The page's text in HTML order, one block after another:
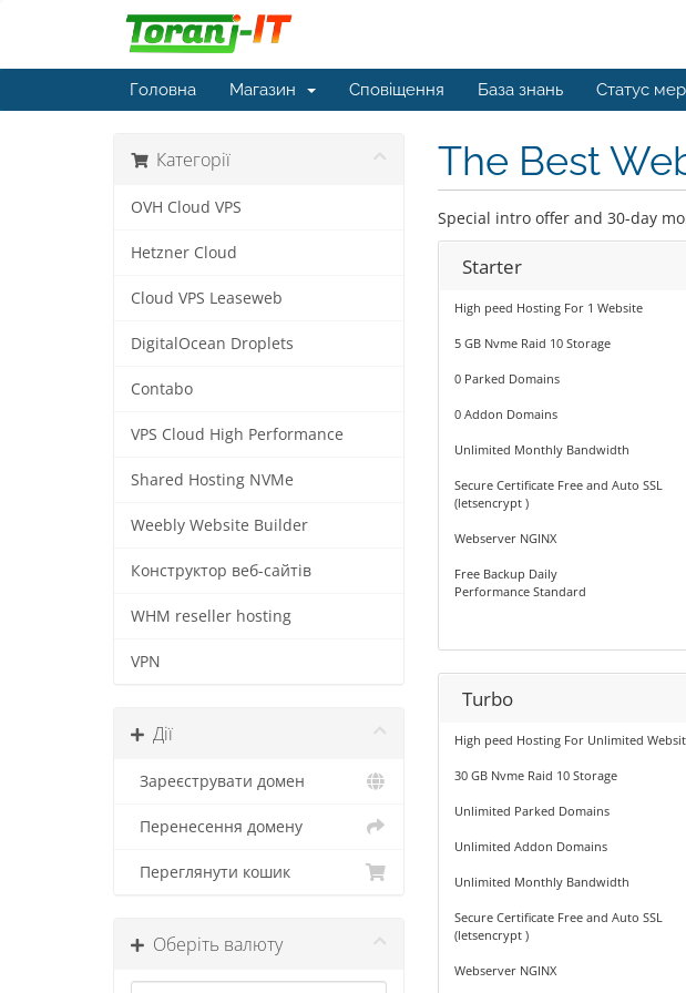
Головна Магазин Сповіщення База знань Статус
Категорії
OVH Cloud VPS
Hetzner Cloud
Cloud VPS Leaseweb
DigitalOcean Droplets
Contabo
VPS Cloud High Performance
Shared Hosting NVMe
Weebly Website Builder
Конструктор веб-сайтів
WHM reseller hosting
VPN
Дії
Зареєструвати домен
Перенесення домену
Переглянути кошик
Оберіть валюту
The Best
Special intro offer and 30-day
Starter
High peed Hosting For 1 Website
5 GB Nvme Raid 10 Storage
0 Parked Domains
0 Addon Domains
Unlimited Monthly Bandwidth
Secure Certificate Free and Auto SSL
(letsencrypt )
Webserver NGINX
Free Backup Daily
Performance Standard
Turbo
High peed Hosting For Unlimited
30 GB Nvme Raid 10 Storage
Unlimited Parked Domains
Unlimited Addon Domains
Unlimited Monthly Bandwidth
Secure Certificate Free and Auto SSL
(letsencrypt )
Webserver NGINX